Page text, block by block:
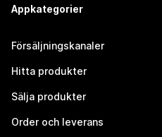
Appkategorier
Försäljningskanaler
Hitta produkter
Sälja produkter
Order och leverans